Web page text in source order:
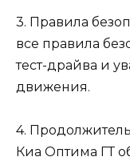
3. Правила
все правила
тест-драйва и
движения.
4.
Киа Оптима ГТ